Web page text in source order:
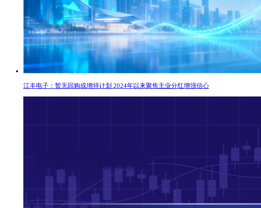
江丰电子：暂无回购或增持计划 2024年以来聚焦主业分红增强信心